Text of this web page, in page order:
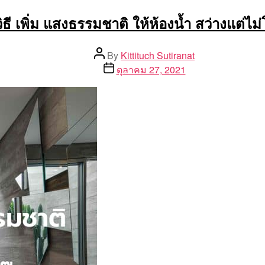
เพิ่ม แสงธรรมชาติ ให้ห้องน้ำ สว่างแต่ไ
Post
author
By Kittituch Sutiranat
Postตุลาคม 27, 2021